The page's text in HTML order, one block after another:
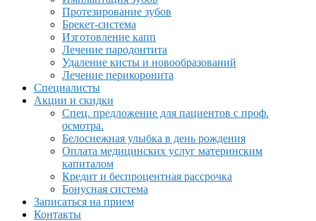
Протезирование зубов
Брекет-система
Изготовление капп
Лечение пародонтита
Удаление кисты и новообразований
Лечение перикоронита
Специалисты
Акции и скидки
Спец. предложение для пациентов с проф.
осмотра.
Белоснежная улыбка в день рождения
Оплата медицинских услуг материнским
капиталом
Кредит и беспроцентная рассрочка
Бонусная система
Записаться на прием
Контакты